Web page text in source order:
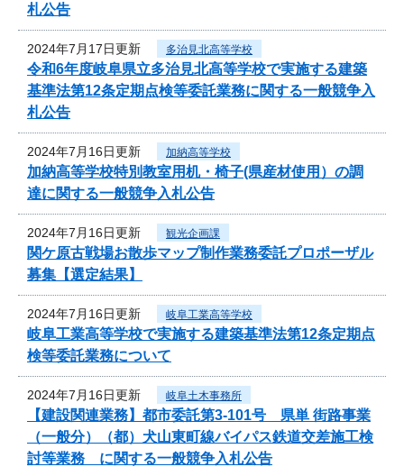
札公告
2024年7月17日更新 多治見北高等学校
令和6年度岐阜県立多治見北高等学校で実施する建築
基準法第12条定期点検等委託業務に関する一般競争入
札公告
2024年7月16日更新 加納高等学校
加納高等学校特別教室用机・椅子(県産材使用）の調
達に関する一般競争入札公告
2024年7月16日更新 観光企画課
関ケ原古戦場お散歩マップ制作業務委託プロポーザル
募集【選定結果】
2024年7月16日更新 岐阜工業高等学校
岐阜工業高等学校で実施する建築基準法第12条定期点
検等委託業務について
2024年7月16日更新 岐阜土木事務所
【建設関連業務】都市委託第3-101号 県単 街路事業
（一般分）（都）犬山東町線バイパス鉄道交差施工検
討等業務 に関する一般競争入札公告